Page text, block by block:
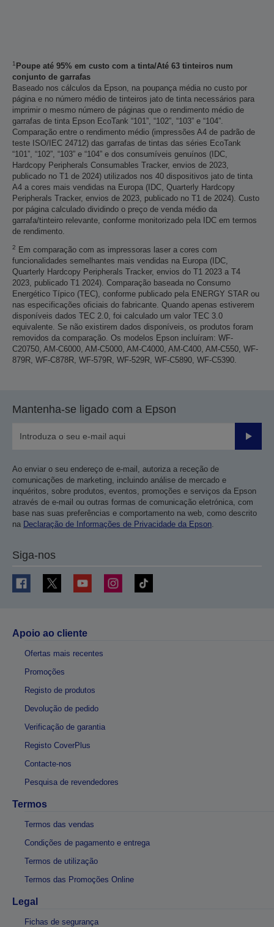
1 Poupe até 95% em custo com a tinta/Até 63 tinteiros num
conjunto de garrafas
Baseado nos cálculos da Epson, na poupança média no custo por
página e no número médio de tinteiros jato de tinta necessários para
imprimir o mesmo número de páginas que o rendimento médio de
garrafas de tinta Epson EcoTank “101”, “102”, “103” e “104”.
Comparação entre o rendimento médio (impressões A4 de padrão de
teste ISO/IEC 24712) das garrafas de tintas das séries EcoTank
“101”, “102”, “103” e “104” e dos consumíveis genuínos (IDC,
Hardcopy Peripherals Consumables Tracker, envios de 2023,
publicado no T1 de 2024) utilizados nos 40 dispositivos jato de tinta
A4 a cores mais vendidas na Europa (IDC, Quarterly Hardcopy
Peripherals Tracker, envios de 2023, publicado no T1 de 2024). Custo
por página calculado dividindo o preço de venda médio da
garrafa/tinteiro relevante, conforme monitorizado pela IDC em termos
de rendimento.
2
Em comparação com as impressoras laser a cores com
funcionalidades semelhantes mais vendidas na Europa (IDC,
Quarterly Hardcopy Peripherals Tracker, envios do T1 2023 a T4
2023, publicado T1 2024). Comparação baseada no Consumo
Energético Típico (TEC), conforme publicado pela ENERGY STAR ou
nas especificações oficiais do fabricante. Quando apenas estiverem
disponíveis dados TEC 2.0, foi calculado um valor TEC 3.0
equivalente. Se não existirem dados disponíveis, os produtos foram
removidos da comparação. Os modelos Epson incluíram: WF-
C20750, AM-C6000, AM-C5000, AM-C4000, AM-C400, AM-C550, WF-
879R, WF-C878R, WF-579R, WF-529R, WF-C5890, WF-C5390.
Mantenha-se ligado com a Epson
Enviar
Ao enviar o seu endereço de e-mail, autoriza a receção de
comunicações de marketing, incluindo análise de mercado e
inquéritos, sobre produtos, eventos, promoções e serviços da Epson
através de e-mail ou outras formas de comunicação eletrónica, com
base nas suas preferências e comportamento na web, como descrito
na Declaração de Informações de Privacidade da Epson.
Siga-nos
Apoio ao cliente
Ofertas mais recentes
Promoções
Registo de produtos
Devolução de pedido
Verificação de garantia
Registo CoverPlus
Contacte-nos
Pesquisa de revendedores
Termos
Termos das vendas
Condições de pagamento e entrega
Termos de utilização
Termos das Promoções Online
Legal
Fichas de segurança